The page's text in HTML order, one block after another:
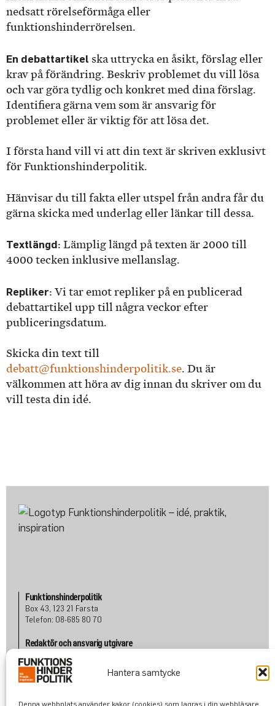
Hantera samtycke
Denna webbplats använder kakor (cookies) som lagras i din webbläsare.
nedsatt rörelseförmåga eller
funktionshinderrörelsen.
En debattartikel ska uttrycka en åsikt, förslag eller
krav på förändring. Beskriv problemet du vill lösa
och var göra tydlig och konkret med dina förslag.
Identifiera gärna vem som är ansvarig för
problemet eller är viktig för att lösa det.
I första hand vill vi att din text är skriven exklusivt
för Funktionshinderpolitik.
Hänvisar du till fakta eller utspel från andra får du
gärna skicka med underlag eller länkar till dessa.
Textlängd: Lämplig längd på texten är 2000 till
4000 tecken inklusive mellanslag.
Repliker: Vi tar emot repliker på en publicerad
debattartikel upp till några veckor efter
publiceringsdatum.
Skicka din text till
debatt@funktionshinderpolitik.se. Du är
välkommen att höra av dig innan du skriver om du
vill testa din idé.
Funktionshinderpolitik
Box 43, 123 21 Farsta
Telefon: 08-685 80 70
Redaktör och ansvarig utgivare
Telefon: 070 601 80 72
albert@funktionshinderpolitik.se